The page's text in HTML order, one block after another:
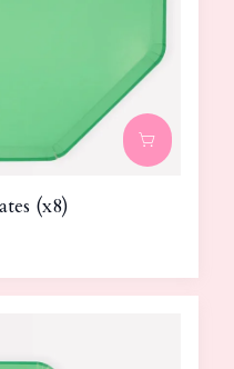
(x8)